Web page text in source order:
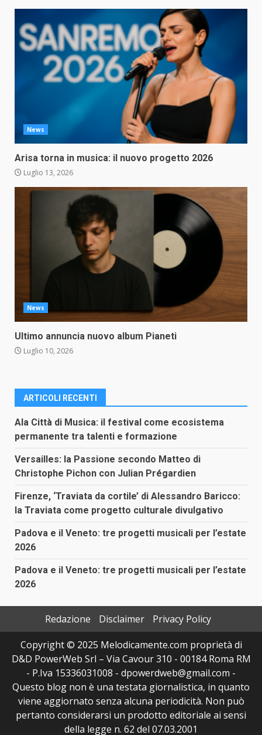
News
Arisa torna in musica: il nuovo progetto 2026
Luglio 13, 2026
News
Ultimo annuncia nuovo album Pianeti
Luglio 10, 2026
ARTICOLI RECENTI
Ala Città di Musica: il festival come ecosistema
permanente tra talenti e formazione
Versailles: la Passione secondo Matteo di
Christophe Pichon con Julian Prégardien
Firenze, ‘Traviata da cortile’ di Alessandro Baricco:
la Traviata come progetto culturale divulgativo
Padova e il Veneto: tre progetti musicali per l’estate
2026
Padova e il Veneto: tre progetti musicali per l’estate
2026
Redazione Disclaimer
Privacy Policy
Copyright © 2025 Melodicamente.com proprietà di
D&D PowerWeb Srl – Via Cavour 310 - 00184 Roma RM
- P.Iva 15336031008 - dpowerdweb@gmail.com -
Questo blog non è una testata giornalistica, in quanto
viene aggiornato senza alcuna periodicità. Non può
pertanto considerarsi un prodotto editoriale ai sensi
della legge n. 62 del 07.03.2001